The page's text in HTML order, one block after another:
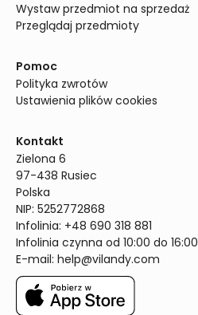
Wystaw przedmiot na sprzedaż
Przeglądaj przedmioty
Pomoc
Polityka zwrotów
Ustawienia plików cookies
Kontakt
Zielona 6
97-438 Rusiec
Polska
NIP: 5252772868
Infolinia: +48 690 318 881
Infolinia czynna od 10:00 do 16:00
E-mail: help@vilandy.com